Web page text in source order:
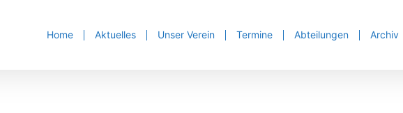
Home Aktuelles Unser Verein Termine Abteilungen Archiv